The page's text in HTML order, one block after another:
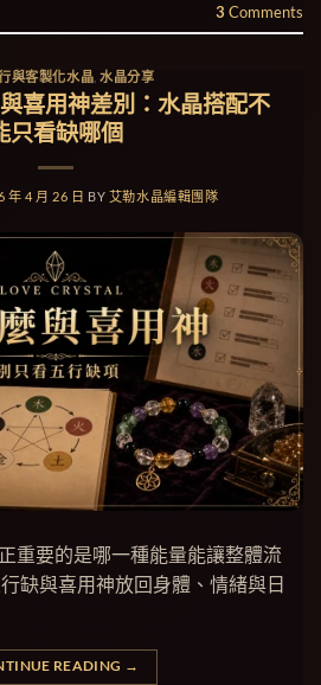
3 Comments
與客製化水晶 ,水晶分享
喜用神差別：水晶搭配不
只看缺哪個
年 4 月 26 日 BY 艾勒水晶編輯團隊
重要的是哪一種能量能讓整體流
缺與喜用神放回身體、情緒與日
READING →